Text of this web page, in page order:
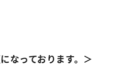
なっております。＞